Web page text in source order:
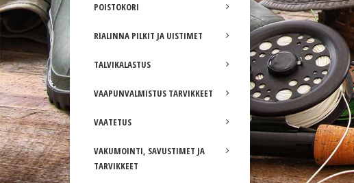
POISTOKORI
RIALINNA PILKIT JA UISTIMET
TALVIKALASTUS
VAAPUNVALMISTUS TARVIKKEET
VAATETUS
VAKUMOINTI, SAVUSTIMET JA
TARVIKKEET